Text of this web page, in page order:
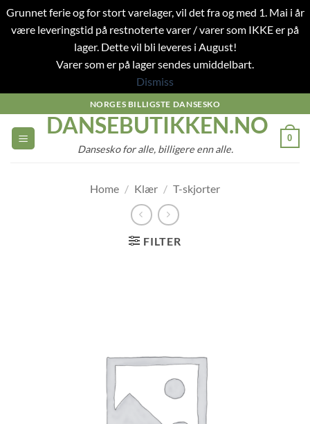
Grunnet ferie og for stort varelager, vil det fra og med 1. Mai i år
være leveringstid på restnoterte varer / varer som IKKE er på
lager. Dette vil bli leveres i August!
Varer som er på lager sendes umiddelbart.
Dismiss
to
content
NORGES BILLIGSTE DANSESKO
DANSEBUTIKKEN.NO
Dansesko for alle, billigere enn alle.
0
Home / Klær / T-skjorter
FILTER